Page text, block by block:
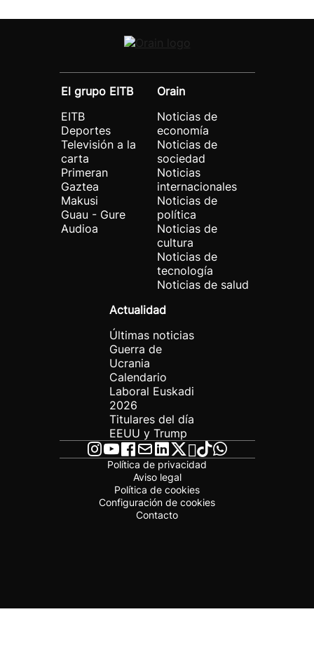
El grupo EITB
EITB
Deportes
Televisión a la
carta
Primeran
Gaztea
Makusi
Guau - Gure
Audioa
Orain
Noticias de
economía
Noticias de
sociedad
Noticias
internacionales
Noticias de
política
Noticias de
cultura
Noticias de
tecnología
Noticias de salud
Actualidad
Últimas noticias
Guerra de
Ucrania
Calendario
Laboral Euskadi
2026
Titulares del día
EEUU y Trump
Política de privacidad
Aviso legal
Política de cookies
Configuración de cookies
Contacto